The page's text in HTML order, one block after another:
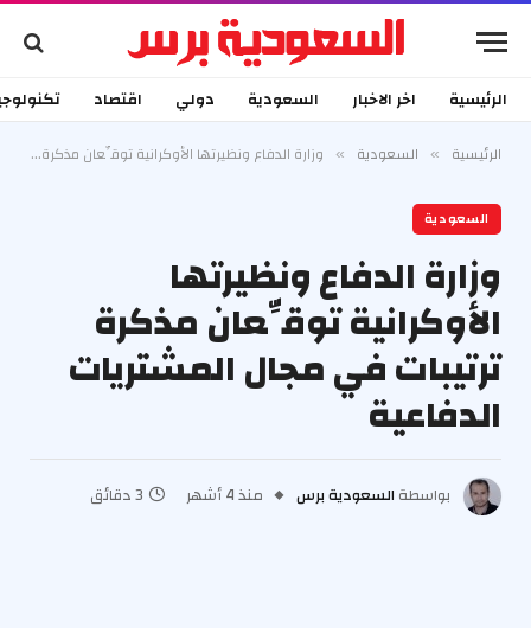
الرئيسية اخر الاخبار السعودية دولي اقتصاد
الرئيسية » السعودية » وزارة الدفاع ونظيرتها الأوكرانية توقِّعان مذكرة ترتيبات في مجال المشتريات الدفاعية
السعودية
وزارة الدفاع ونظيرتها
الأوكرانية توقِّعان مذكرة
ترتيبات في مجال المشتريات
الدفاعية
بواسطة السعودية برس منذ 4 أشهر 3 دقائق